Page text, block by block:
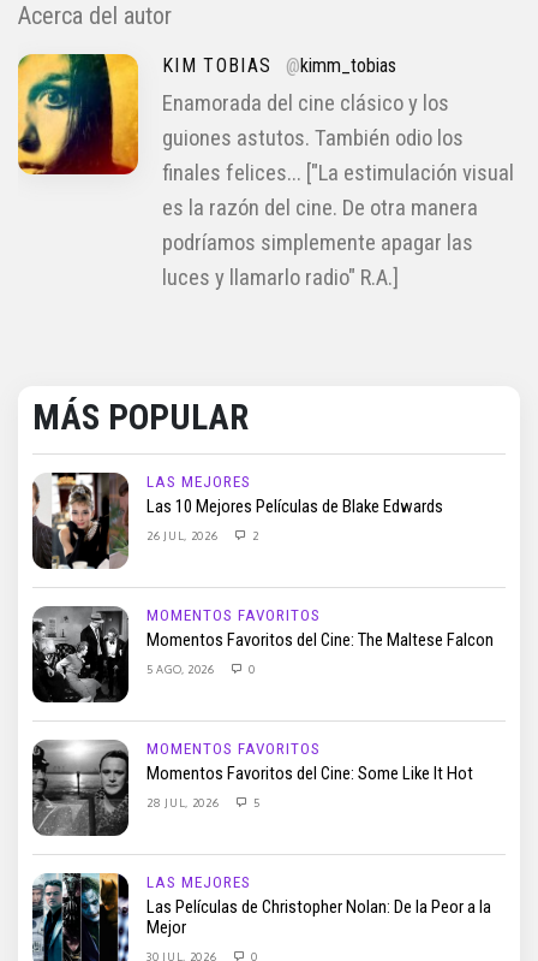
Acerca del autor
KIM TOBIAS @kimm_tobias
Enamorada del cine clásico y los
guiones astutos. También odio los
finales felices... ["La estimulación visual
es la razón del cine. De otra manera
podríamos simplemente apagar las
luces y llamarlo radio" R.A.]
MÁS POPULAR
LAS MEJORES
Las 10 Mejores Películas de Blake Edwards
26 JUL, 2026 2
MOMENTOS FAVORITOS
Momentos Favoritos del Cine: The Maltese Falcon
5 AGO, 2026 0
MOMENTOS FAVORITOS
Momentos Favoritos del Cine: Some Like It Hot
28 JUL, 2026 5
LAS MEJORES
Las Películas de Christopher Nolan: De la Peor a la
Mejor
30 JUL, 2026 0